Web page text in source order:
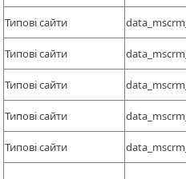
Типові сайти
Типові сайти
Типові сайти
Типові сайти
Типові сайти